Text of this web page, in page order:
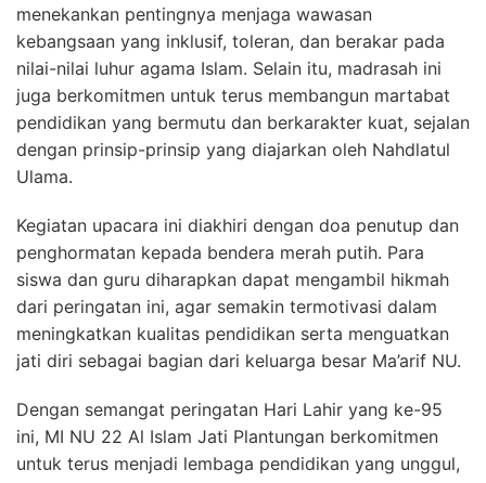
menekankan pentingnya menjaga wawasan
kebangsaan yang inklusif, toleran, dan berakar pada
nilai-nilai luhur agama Islam. Selain itu, madrasah ini
juga berkomitmen untuk terus membangun martabat
pendidikan yang bermutu dan berkarakter kuat, sejalan
dengan prinsip-prinsip yang diajarkan oleh Nahdlatul
Ulama.
Kegiatan upacara ini diakhiri dengan doa penutup dan
penghormatan kepada bendera merah putih. Para
siswa dan guru diharapkan dapat mengambil hikmah
dari peringatan ini, agar semakin termotivasi dalam
meningkatkan kualitas pendidikan serta menguatkan
jati diri sebagai bagian dari keluarga besar Ma’arif NU.
Dengan semangat peringatan Hari Lahir yang ke-95
ini, MI NU 22 Al Islam Jati Plantungan berkomitmen
untuk terus menjadi lembaga pendidikan yang unggul,